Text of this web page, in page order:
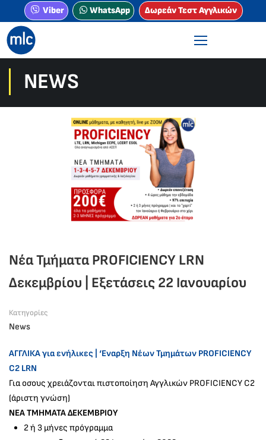
Viber WhatsApp Δωρεάν Τεστ Αγγλικών
NEWS
Νέα Τμήματα PROFICIENCY LRN
Δεκεμβρίου | Εξετάσεις 22 Ιανουαρίου
Κατηγορίες
News
ΑΓΓΛΙΚΑ για ενήλικες | ‘Εναρξη Νέων Τμημάτων PROFICIENCY
C2 LRN
Για οσους χρειάζονται πιστοποίηση Αγγλικών PROFICIENCY C2
(άριστη γνώση)
ΝΕΑ ΤΜΗΜΑΤΑ ΔΕΚΕΜΒΡΙΟΥ
2 ή 3 μήνες πρόγραμμα